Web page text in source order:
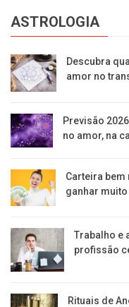
ASTROLOGIA
Descubra
amor no
Previsão
no amor, na
Carteira bem
ganhar
Trabalho e
profissão
Rituais de